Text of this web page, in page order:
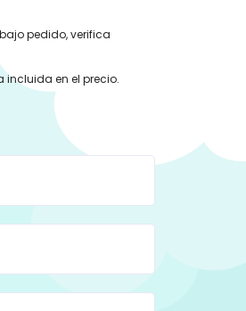
pedido, verifica
incluida en el precio.